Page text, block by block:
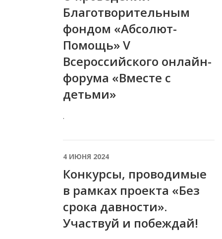
Благотворительным
фондом «Абсолют-
Помощь» V
Всероссийского онлайн-
форума «Вместе с
детьми»
.
4 ИЮНЯ 2024
Конкурсы, проводимые
в рамках проекта «Без
срока давности».
Участвуй и побеждай!